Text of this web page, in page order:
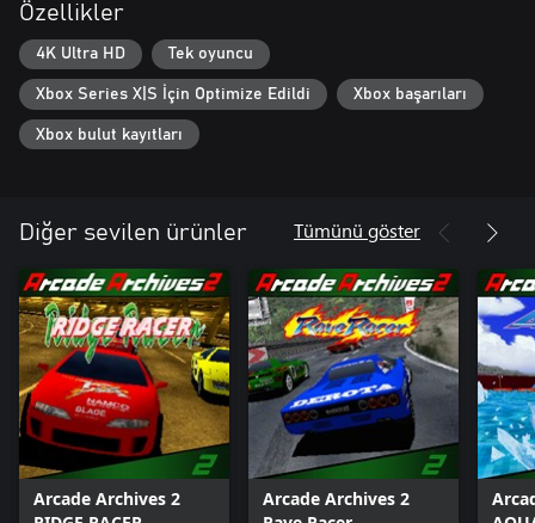
Özellikler
4K Ultra HD Tek oyuncu
Xbox Series X|S İçin Optimize Edildi Xbox başarıları
Xbox bulut kayıtları
Diğer sevilen ürünler Tümünü göster
Arcade Archives 2
Arcade Archives 2